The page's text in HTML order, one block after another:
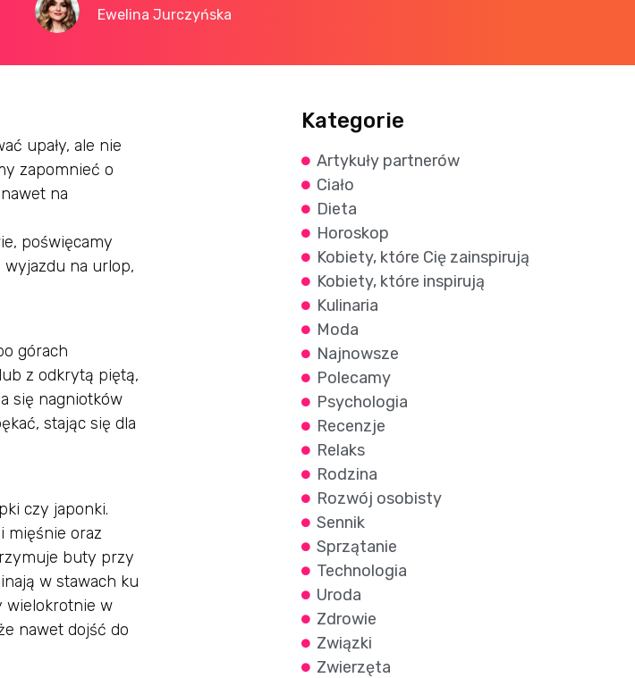
Ewelina Jurczyńska
upały, ale nie
zapomnieć o
na
poświęcamy
wyjazdu na urlop,
górach
z odkrytą piętą,
się nagniotków
stając się dla
czy japonki.
mięśnie oraz
buty przy
w stawach ku
wielokrotnie w
nawet dojść do
Kategorie
Artykuły partnerów
Ciało
Dieta
Horoskop
Kobiety, które Cię zainspirują
Kobiety, które inspirują
Kulinaria
Moda
Najnowsze
Polecamy
Psychologia
Recenzje
Relaks
Rodzina
Rozwój osobisty
Sennik
Sprzątanie
Technologia
Uroda
Zdrowie
Związki
Zwierzęta